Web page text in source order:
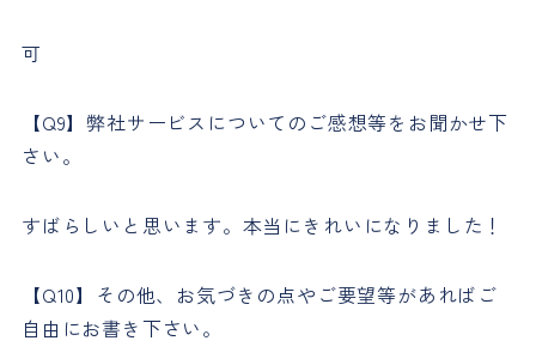
可
【Q9】弊社サービスについてのご感想等をお聞かせ下
さい。
すばらしいと思います。本当にきれいになりました！
【Q10】その他、お気づきの点やご要望等があればご
自由にお書き下さい。